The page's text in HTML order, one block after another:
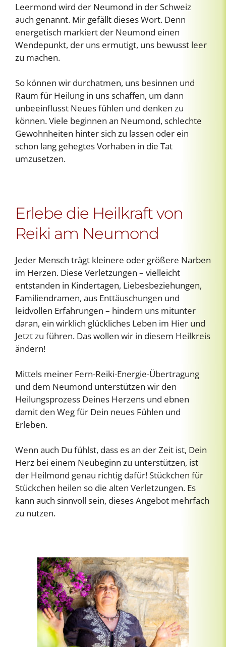
Leermond wird der Neumond in der Schweiz
auch genannt. Mir gefällt dieses Wort. Denn
energetisch markiert der Neumond einen
Wendepunkt, der uns ermutigt, uns bewusst leer
zu machen.
So können wir durchatmen, uns besinnen und
Raum für Heilung in uns schaffen, um dann
unbeeinflusst Neues fühlen und denken zu
können. Viele beginnen an Neumond, schlechte
Gewohnheiten hinter sich zu lassen oder ein
schon lang gehegtes Vorhaben in die Tat
umzusetzen.
Erlebe die Heilkraft von
Reiki am Neumond
Jeder Mensch trägt kleinere oder größere Narben
im Herzen. Diese Verletzungen – vielleicht
entstanden in Kindertagen, Liebesbeziehungen,
Familiendramen, aus Enttäuschungen und
leidvollen Erfahrungen – hindern uns mitunter
daran, ein wirklich glückliches Leben im Hier und
Jetzt zu führen. Das wollen wir in diesem Heilkreis
ändern!
Mittels meiner Fern-Reiki-Energie-Übertragung
und dem Neumond unterstützen wir den
Heilungsprozess Deines Herzens und ebnen
damit den Weg für Dein neues Fühlen und
Erleben.
Wenn auch Du fühlst, dass es an der Zeit ist, Dein
Herz bei einem Neubeginn zu unterstützen, ist
der Heilmond genau richtig dafür! Stückchen für
Stückchen heilen so die alten Verletzungen. Es
kann auch sinnvoll sein, dieses Angebot mehrfach
zu nutzen.